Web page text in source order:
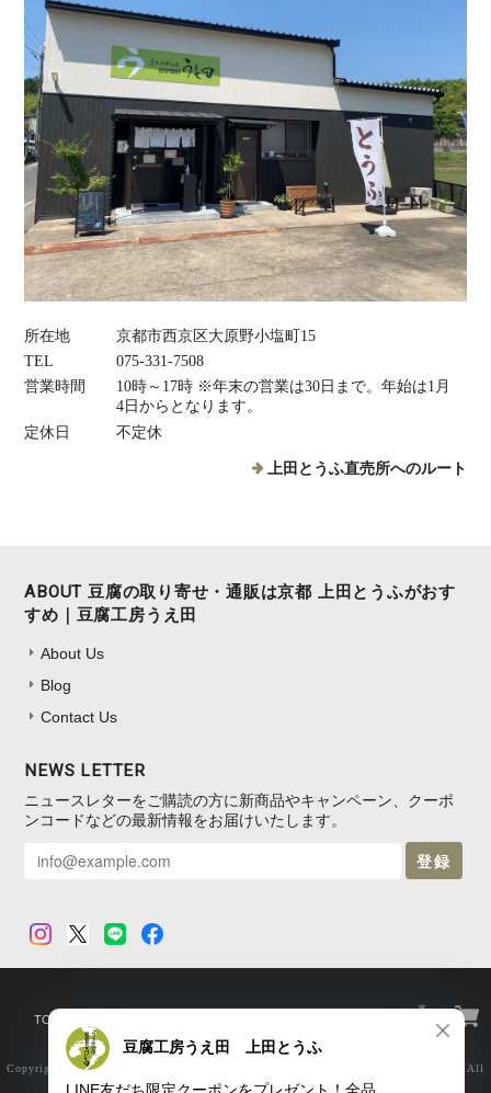
所在地
京都市西京区大原野小塩町15
TEL
075‐331‐7508
営業時間
10時～17時 ※年末の営業は30日まで。年始は1月
4日からとなります。
定休日
不定休
上田とうふ直売所へのルート
ABOUT 豆腐の取り寄せ・通販は京都 上田とうふがおす
すめ｜豆腐工房うえ田
About Us
Blog
Contact Us
NEWS LETTER
ニュースレターをご購読の方に新商品やキャンペーン、クーポ
ンコードなどの最新情報をお届けいたします。
登録
TOP
Copyright © 豆腐の取り寄せ・通販は京都 上田とうふがおすすめ｜豆腐工房うえ田. All
Rights Reserved.